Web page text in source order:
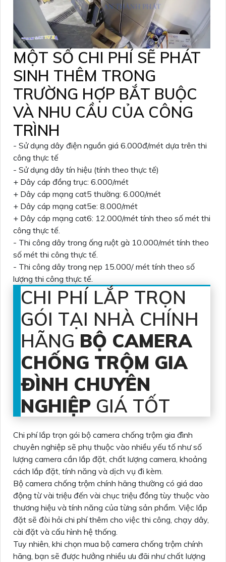
MỘT SỐ CHI PHÍ SẼ PHÁT
SINH THÊM TRONG
TRƯỜNG HỢP BẮT BUỘC
VÀ NHU CẦU CỦA CÔNG
TRÌNH
- Sử dụng dây điện nguồn giá 6.000đ/mét dựa trên thi
công thực tế
- Sử dụng dây tín hiệu (tính theo thực tế)
+ Dây cáp đồng trục: 6.000/mét
+ Dây cáp mạng cat5 thường: 6.000/mét
+ Dây cáp mạng cat5e: 8.000/mét
+ Dây cáp mạng cat6: 12.000/mét tính theo số mét thi
công thực tế.
- Thi công dây trong ống ruột gà 10.000/mét tính theo
số mét thi công thực tế.
- Thi công dây trong nẹp 15.000/ mét tính theo số
lượng thi công thực tế.
CHI PHÍ LẮP TRỌN
GÓI TẠI NHÀ CHÍNH
HÃNG BỘ CAMERA
CHỐNG TRỘM GIA
ĐÌNH CHUYÊN
NGHIỆP GIÁ TỐT
Chi phí lắp trọn gói bộ camera chống trộm gia đình
chuyên nghiệp sẽ phụ thuộc vào nhiều yếu tố như số
lượng camera cần lắp đặt, chất lượng camera, khoảng
cách lắp đặt, tính năng và dịch vụ đi kèm.
Bộ camera chống trộm chính hãng thường có giá dao
động từ vài triệu đến vài chục triệu đồng tùy thuộc vào
thương hiệu và tính năng của từng sản phẩm. Việc lắp
đặt sẽ đòi hỏi chi phí thêm cho việc thi công, chạy dây,
cài đặt và cấu hình hệ thống.
Tuy nhiên, khi chọn mua bộ camera chống trộm chính
hãng, bạn sẽ được hưởng nhiều ưu đãi như chất lượng